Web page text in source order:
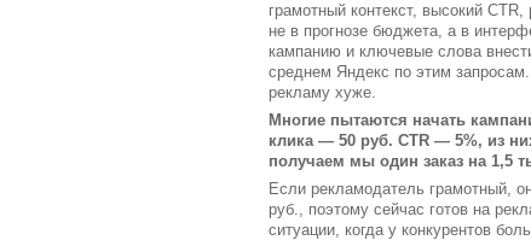
грамотный контекст, высокий
не в прогнозе бюджета, а в
кампанию и ключевые слова
среднем Яндекс по этим
рекламу хуже.
Многие пытаются начать
клика — 50 руб. CTR — 5%, из
получаем мы один заказ на 1,5
Если рекламодатель грамотный,
руб., поэтому сейчас готов на
ситуации, когда у конкурентов